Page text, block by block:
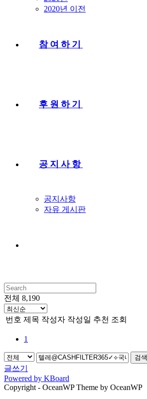
2020년 이전
참여하기
후원하기
공지사항
공지사항
자유 게시판
전체 8,190
번호 제목 작성자 작성일 추천 조회
1
검색
글쓰기
Powered by KBoard
Copyright - OceanWP Theme by OceanWP